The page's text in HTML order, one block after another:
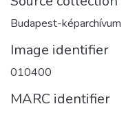
Budapest-képarchívum
Image identifier
010400
MARC identifier